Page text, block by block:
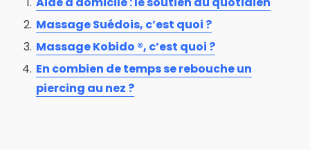
Massage Suédois, c’est quoi ?
Massage Kobido ®, c’est quoi ?
En combien de temps se rebouche un
piercing au nez ?